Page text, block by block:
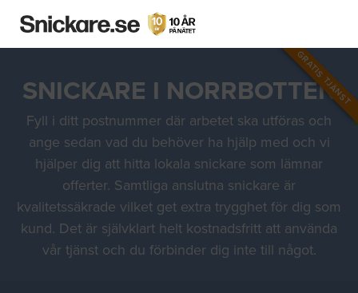
GRATIS TJÄNST
SNICKARE I NORRBOTTEN
Fyll i ditt postnummer där arbetet ska utföras och
ange sedan vad du behöver ha hjälp med och vi
hjälper dig att hitta lokala snickare som lämnar
offerter. Samtliga anslutna snickare är
kvalitetssäkrade vilket get extra trygghet för dig som
kund. Det är självklart helt kostnadsfritt att använda
vår tjänst och du förbinder dig inte till något.